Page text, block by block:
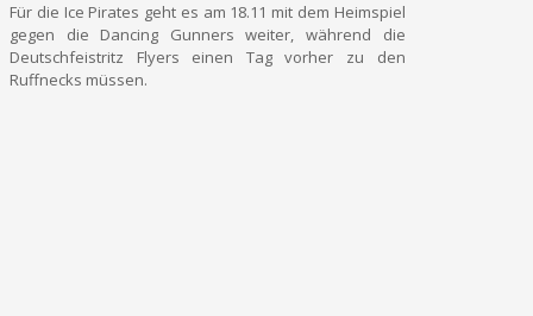
Für die Ice Pirates geht es am 18.11 mit dem Heimspiel
gegen die Dancing Gunners weiter, während die
Deutschfeistritz Flyers einen Tag vorher zu den
Ruffnecks müssen.